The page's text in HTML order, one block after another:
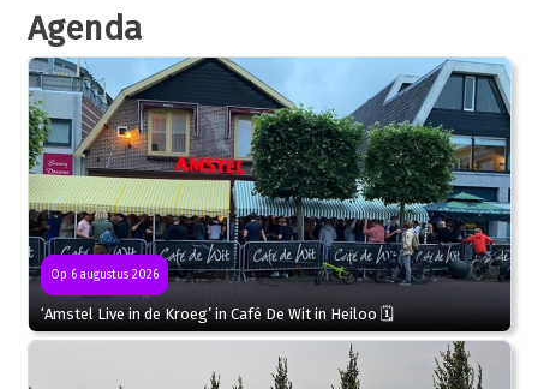
Agenda
Op 6 augustus 2026
‘Amstel Live in de Kroeg’ in Café De Wit in Heiloo 🗓